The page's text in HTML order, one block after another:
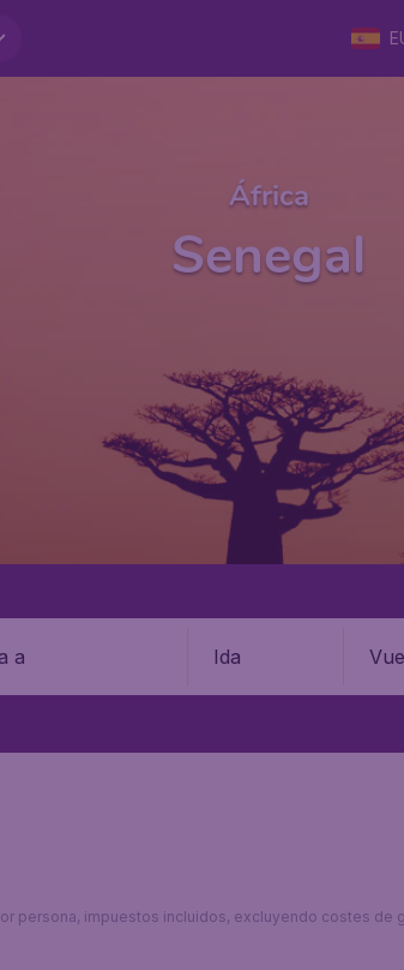
África
Senegal
Ida
persona, impuestos incluidos, excluyendo costes de